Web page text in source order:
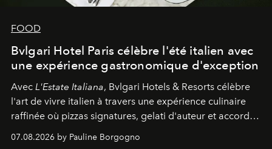
FOOD
Bvlgari Hotel Paris célèbre l'été italien avec
une expérience gastronomique d'exception
Avec L'Estate Italiana, Bvlgari Hotels & Resorts célèbre
l'art de vivre italien à travers une expérience culinaire
raffinée où pizzas signatures, gelati d'auteur et accords
07.08.2026 by Pauline Borgogno